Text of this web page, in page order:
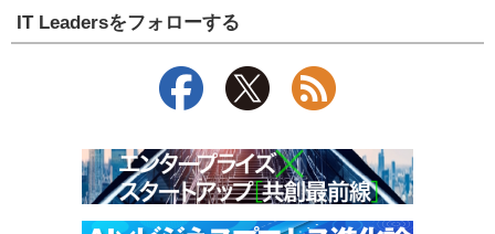
IT Leadersをフォローする